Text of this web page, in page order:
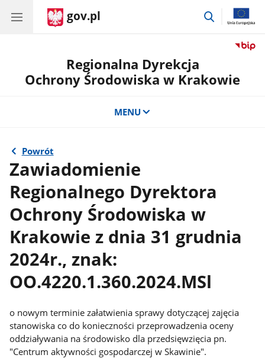
gov.pl
przejdź
Regionalna Dyrekcja
Ochrony Środowiska w Krakowie
MENU
Powrót
Zawiadomienie
Regionalnego Dyrektora
Ochrony Środowiska w
Krakowie z dnia 31 grudnia
2024r., znak:
OO.4220.1.360.2024.MSl
o nowym terminie załatwienia sprawy dotyczącej zajęcia
stanowiska co do konieczności przeprowadzenia oceny
oddziaływania na środowisko dla przedsięwzięcia pn.
"Centrum aktywności gospodarczej w Skawinie".